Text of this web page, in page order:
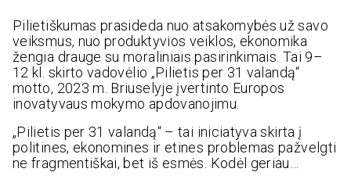
Pilietiškumas prasideda nuo atsakomybės už savo
veiksmus, nuo produktyvios veiklos, ekonomika
žengia drauge su moraliniais pasirinkimais. Tai 9–
12 kl. skirto vadovėlio „Pilietis per 31 valandą“
motto, 2023 m. Briuselyje įvertinto Europos
inovatyvaus mokymo apdovanojimu.
„Pilietis per 31 valandą“ – tai iniciatyva skirta į
politines, ekonomines ir etines problemas pažvelgti
ne fragmentiškai, bet iš esmės. Kodėl geriau…